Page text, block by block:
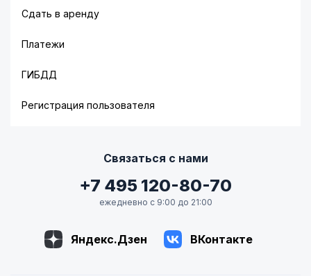
Сдать в аренду
Платежи
ГИБДД
Регистрация пользователя
Связаться с нами
+7 495 120-80-70
ежедневно с 9:00 до 21:00
Яндекс.Дзен ВКонтакте